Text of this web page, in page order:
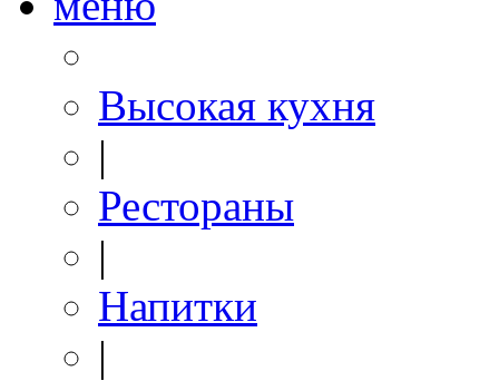
Высокая кухня
|
Рестораны
|
Напитки
|